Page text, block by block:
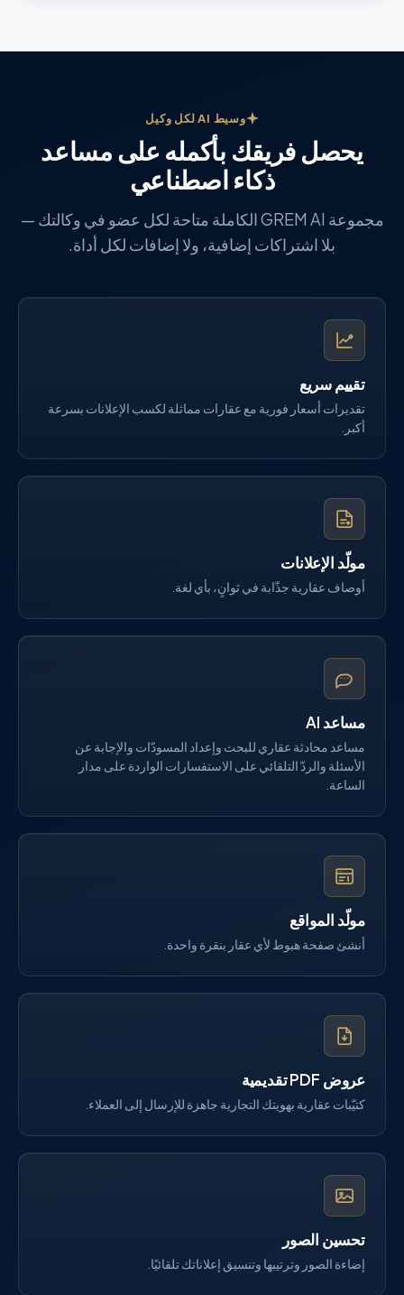
وسيط AI لكل وكيل
يحصل فريقك بأكمله على مساعد
ذكاء اصطناعي
مجموعة GREM AI الكاملة متاحة لكل عضو في وكالتك —
بلا اشتراكات إضافية، ولا إضافات لكل أداة.
تقييم سريع
تقديرات أسعار فورية مع عقارات مماثلة لكسب الإعلانات بسرعة
أكبر.
مولّد الإعلانات
أوصاف عقارية جذّابة في ثوانٍ، بأي لغة.
مساعد AI
مساعد محادثة عقاري للبحث وإعداد المسودّات والإجابة عن
الأسئلة والردّ التلقائي على الاستفسارات الواردة على مدار
الساعة.
مولّد المواقع
أنشئ صفحة هبوط لأي عقار بنقرة واحدة.
عروض PDF تقديمية
كتيّبات عقارية بهويتك التجارية جاهزة للإرسال إلى العملاء.
تحسين الصور
إضاءة الصور وترتيبها وتنسيق إعلاناتك تلقائيًا.